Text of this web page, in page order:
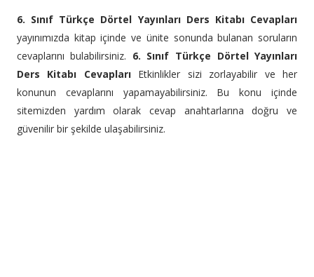
6. Sınıf Türkçe Dörtel Yayınları Ders Kitabı Cevapları
yayınımızda kitap içinde ve ünite sonunda bulanan soruların
cevaplarını bulabilirsiniz. 6. Sınıf Türkçe Dörtel Yayınları
Ders Kitabı CevaplarıEtkinlikler sizi zorlayabilir ve her
konunun cevaplarını yapamayabilirsiniz. Bu konu içinde
sitemizden yardım olarak cevap anahtarlarına doğru ve
güvenilir bir şekilde ulaşabilirsiniz.